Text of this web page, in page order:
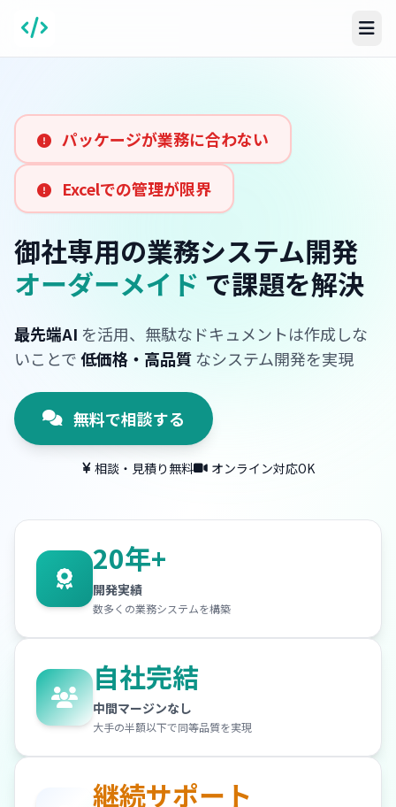
パッケージが業務に合わない
Excelでの管理が限界
御社専用の業務システム開発
オーダーメイド で課題を解決
最先端AI を活用、無駄なドキュメントは作成しな
いことで低価格・高品質なシステム開発を実現
無料で相談する
相談・見積り無料 オンライン対応OK
20年+
開発実績
数多くの業務システムを構築
自社完結
中間マージンなし
大手の半額以下で同等品質を実現
継続サポート